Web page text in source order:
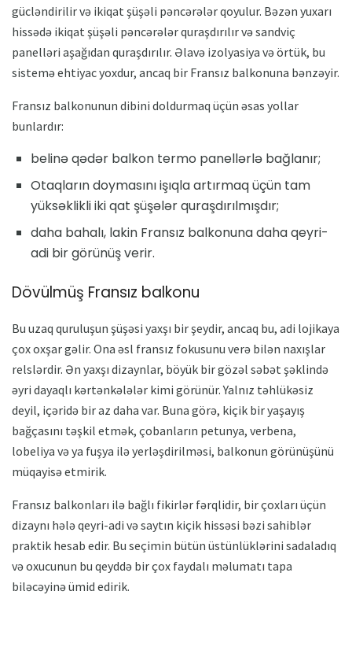
gücləndirilir və ikiqat şüşəli pəncərələr qoyulur. Bəzən yuxarı
hissədə ikiqat şüşəli pəncərələr quraşdırılır və sandviç
panelləri aşağıdan quraşdırılır. Əlavə izolyasiya və örtük, bu
sistemə ehtiyac yoxdur, ancaq bir Fransız balkonuna bənzəyir.
Fransız balkonunun dibini doldurmaq üçün əsas yollar
bunlardır:
belinə qədər balkon termo panellərlə bağlanır;
Otaqların doymasını işıqla artırmaq üçün tam
yüksəklikli iki qat şüşələr quraşdırılmışdır;
daha bahalı, lakin Fransız balkonuna daha qeyri-
adi bir görünüş verir.
Dövülmüş Fransız balkonu
Bu uzaq quruluşun şüşəsi yaxşı bir şeydir, ancaq bu, adi lojikaya
çox oxşar gəlir. Ona əsl fransız fokusunu verə bilən naxışlar
relslərdir. Ən yaxşı dizaynlar, böyük bir gözəl səbət şəklində
əyri dayaqlı kərtənkələlər kimi görünür. Yalnız təhlükəsiz
deyil, içəridə bir az daha var. Buna görə, kiçik bir yaşayış
bağçasını təşkil etmək, çobanların petunya, verbena,
lobeliya və ya fuşya ilə yerləşdirilməsi, balkonun görünüşünü
müqayisə etmirik.
Fransız balkonları ilə bağlı fikirlər fərqlidir, bir çoxları üçün
dizaynı hələ qeyri-adi və saytın kiçik hissəsi bəzi sahiblər
praktik hesab edir. Bu seçimin bütün üstünlüklərini sadaladıq
və oxucunun bu qeyddə bir çox faydalı məlumatı tapa
biləcəyinə ümid edirik.